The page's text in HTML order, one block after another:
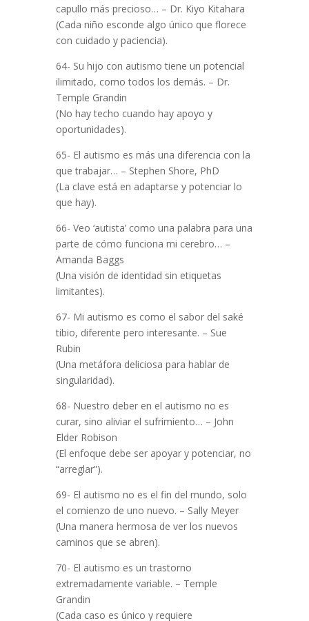
capullo más precioso… – Dr. Kiyo Kitahara
(Cada niño esconde algo único que florece
con cuidado y paciencia).
64- Su hijo con autismo tiene un potencial
ilimitado, como todos los demás. – Dr.
Temple Grandin
(No hay techo cuando hay apoyo y
oportunidades).
65- El autismo es más una diferencia con la
que trabajar… – Stephen Shore, PhD
(La clave está en adaptarse y potenciar lo
que hay).
66- Veo ‘autista’ como una palabra para una
parte de cómo funciona mi cerebro… –
Amanda Baggs
(Una visión de identidad sin etiquetas
limitantes).
67- Mi autismo es como el sabor del saké
tibio, diferente pero interesante. – Sue
Rubin
(Una metáfora deliciosa para hablar de
singularidad).
68- Nuestro deber en el autismo no es
curar, sino aliviar el sufrimiento… – John
Elder Robison
(El enfoque debe ser apoyar y potenciar, no
“arreglar”).
69- El autismo no es el fin del mundo, solo
el comienzo de uno nuevo. – Sally Meyer
(Una manera hermosa de ver los nuevos
caminos que se abren).
70- El autismo es un trastorno
extremadamente variable. – Temple
Grandin
(Cada caso es único y requiere